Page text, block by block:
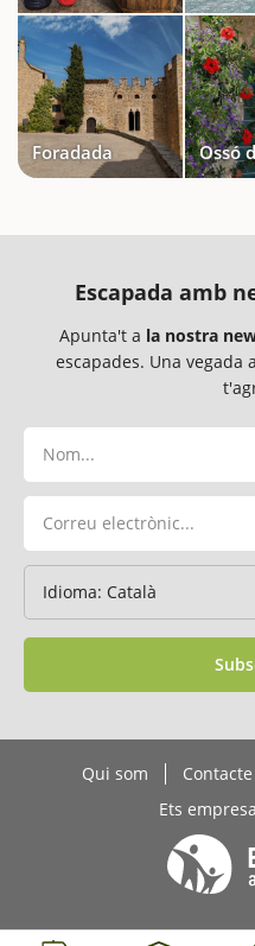
Foradada Ossó
Escapada amb
Apunta't a la nostra
escapades. Una
Qui som Contacte
Ets